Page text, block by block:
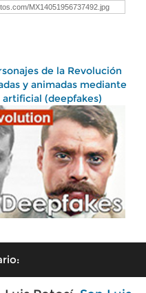
de la Revolución
y animadas mediante
(deepfakes)